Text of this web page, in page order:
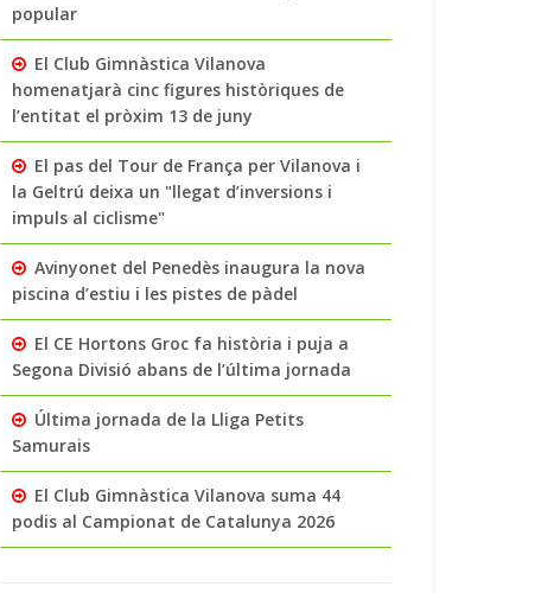
popular
El Club Gimnàstica Vilanova
homenatjarà cinc figures històriques de
l’entitat el pròxim 13 de juny
El pas del Tour de França per Vilanova i
la Geltrú deixa un "llegat d’inversions i
impuls al ciclisme"
Avinyonet del Penedès inaugura la nova
piscina d’estiu i les pistes de pàdel
El CE Hortons Groc fa història i puja a
Segona Divisió abans de l’última jornada
Última jornada de la Lliga Petits
Samurais
El Club Gimnàstica Vilanova suma 44
podis al Campionat de Catalunya 2026